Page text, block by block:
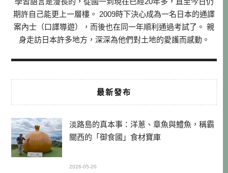
期許自己能更上一層樓。 2009時下決心成為一名日本的通譯
案內士（口譯導遊），而後也在同一年順利通過考試了。 親
身走訪日本許多地方，深深為他們對土地的愛護而感動。
最新發布
淡路島的真本事：洋蔥、章魚與鱧魚，稱霸
關西的「御食國」食材寶庫
2026-05-20